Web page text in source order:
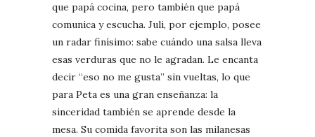
que papá cocina, pero también que papá
comunica y escucha. Juli, por ejemplo, posee
un radar finísimo: sabe cuándo una salsa lleva
esas verduras que no le agradan. Le encanta
decir “eso no me gusta” sin vueltas, lo que
para Peta es una gran enseñanza: la
sinceridad también se aprende desde la
mesa. Su comida favorita son las milanesas